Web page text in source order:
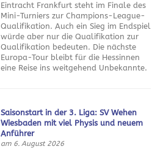
Eintracht Frankfurt steht im Finale des
Mini-Turniers zur Champions-League-
Qualifikation. Auch ein Sieg im Endspiel
würde aber nur die Qualifikation zur
Qualifikation bedeuten. Die nächste
Europa-Tour bleibt für die Hessinnen
eine Reise ins weitgehend Unbekannte.
Saisonstart in der 3. Liga: SV Wehen
Wiesbaden mit viel Physis und neuem
Anführer
am 6. August 2026